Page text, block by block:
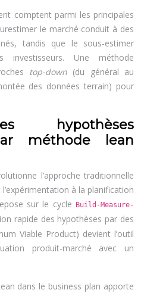
comptent parmi les principales
le marché conduit à des
tandis que le sous-estimer
investisseurs. Une méthode
top-down (du général au
des données terrain) pour
hypothèses
méthode lean
l’approche traditionnelle
à la planification
sur le cycle
Build-Measure-
rapide des hypothèses par des
Viable Product) devient l’outil
produit-marché avec un
dans le business plan apporte